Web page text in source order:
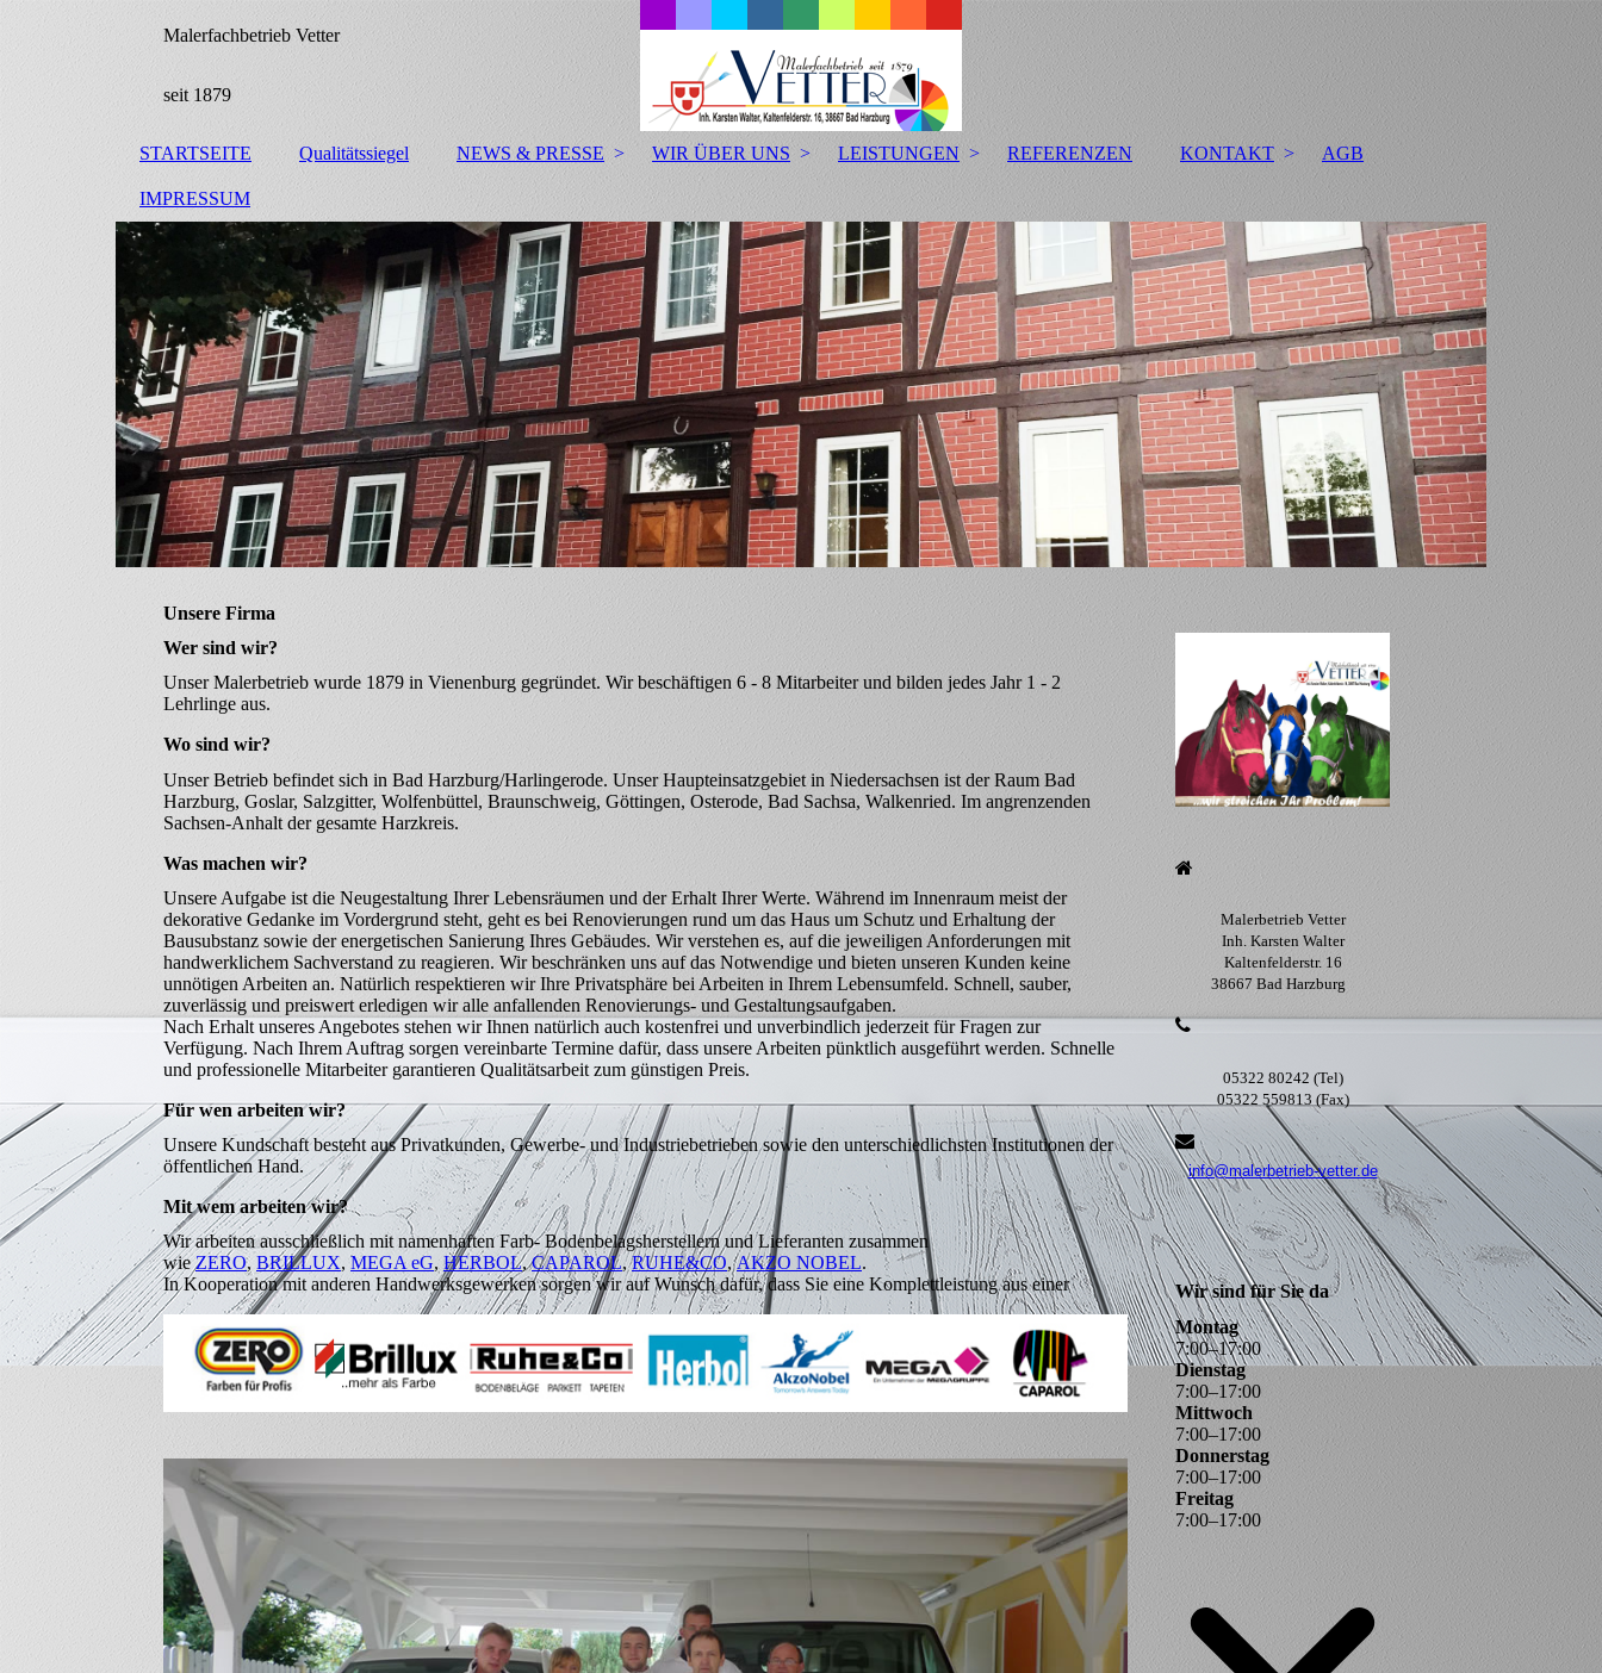
Malerfachbetrieb Vetter
seit 1879
STARTSEITE Qualitätssiegel NEWS & PRESSE WIR ÜBER UNS LEISTUNGEN REFERENZEN KONTAKT AGB
IMPRESSUM
Unsere Firma
Wer sind wir?
Unser Malerbetrieb wurde 1879 in Vienenburg gegründet. Wir beschäftigen 6 - 8 Mitarbeiter und bilden jedes Jahr 1 - 2
Lehrlinge aus.
Wo sind wir?
Unser Betrieb befindet sich in Bad Harzburg/Harlingerode. Unser Haupteinsatzgebiet in Niedersachsen ist der Raum Bad
Harzburg, Goslar, Salzgitter, Wolfenbüttel, Braunschweig, Göttingen, Osterode, Bad Sachsa, Walkenried. Im angrenzenden
Sachsen-Anhalt der gesamte Harzkreis.
Was machen wir?
Unsere Aufgabe ist die Neugestaltung Ihrer Lebensräumen und der Erhalt Ihrer Werte. Während im Innenraum meist der
dekorative Gedanke im Vordergrund steht, geht es bei Renovierungen rund um das Haus um Schutz und Erhaltung der
Bausubstanz sowie der energetischen Sanierung Ihres Gebäudes. Wir verstehen es, auf die jeweiligen Anforderungen mit
handwerklichem Sachverstand zu reagieren. Wir beschränken uns auf das Notwendige und bieten unseren Kunden keine
unnötigen Arbeiten an. Natürlich respektieren wir Ihre Privatsphäre bei Arbeiten in Ihrem Lebensumfeld. Schnell, sauber,
zuverlässig und preiswert erledigen wir alle anfallenden Renovierungs- und Gestaltungsaufgaben.
Nach Erhalt unseres Angebotes stehen wir Ihnen natürlich auch kostenfrei und unverbindlich jederzeit für Fragen zur
Verfügung. Nach Ihrem Auftrag sorgen vereinbarte Termine dafür, dass unsere Arbeiten pünktlich ausgeführt werden. Schnelle
und professionelle Mitarbeiter garantieren Qualitätsarbeit zum günstigen Preis.
Für wen arbeiten wir?
Unsere Kundschaft besteht aus Privatkunden, Gewerbe- und Industriebetrieben sowie den unterschiedlichsten Institutionen der
öffentlichen Hand.
Mit wem arbeiten wir?
Wir arbeiten ausschließlich mit namenhaften Farb- Bodenbelagsherstellern und Lieferanten zusammen
wieZERO, BRILLUX, MEGA eG,HERBOL,CAPAROL,RUHE&CO,AKZO NOBEL.
In Kooperation mit anderen Handwerksgewerken sorgen wir auf Wunsch dafür, dass Sie eine Komplettleistung aus einer
Malerbetrieb Vetter
Inh. Karsten Walter
Kaltenfelderstr. 16
38667 Bad Harzburg
05322 80242 (Tel)
05322 559813 (Fax)
info@malerbetrieb-vetter.de
Wir sind für Sie da
Montag
7:00–17:00
Dienstag
7:00–17:00
Mittwoch
7:00–17:00
Donnerstag
7:00–17:00
Freitag
7:00–17:00